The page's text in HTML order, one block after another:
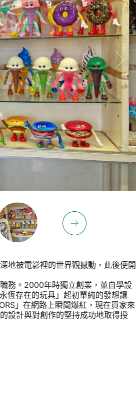
地被電影裡的世界觀撼動，此後便開
務。2000年時獨立創業，並自學設
恆存在的玩具」起初單純的發想讓
」在網路上瞬間爆紅，現在買家來
設計與對創作的堅持成功地取得授